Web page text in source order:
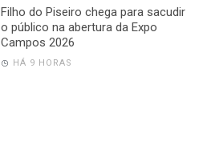
Filho do Piseiro chega para sacudir
o público na abertura da Expo
Campos 2026
HÁ 9 HORAS